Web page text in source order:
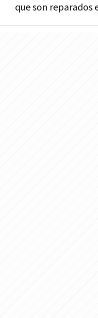
que son reparados